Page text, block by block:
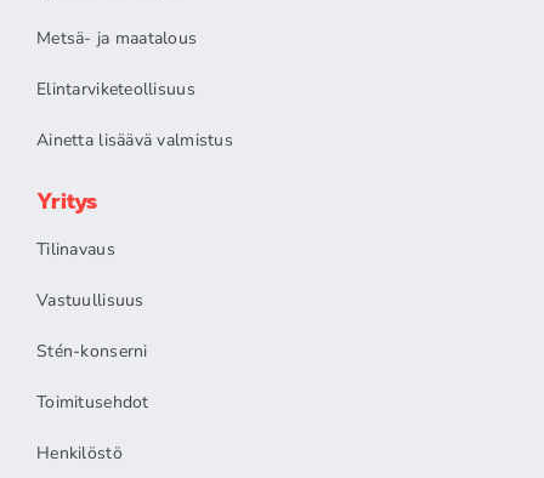
Metsä- ja maatalous
Elintarviketeollisuus
Ainetta lisäävä valmistus
Yritys
Tilinavaus
Vastuullisuus
Stén-konserni
Toimitusehdot
Henkilöstö